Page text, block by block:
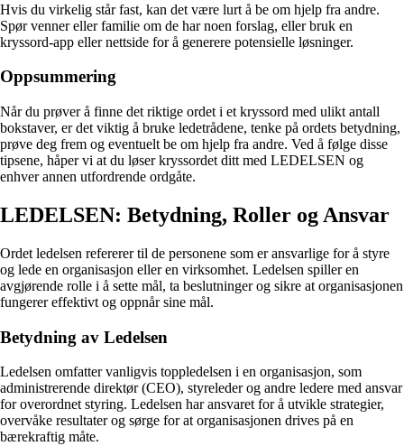
Hvis du virkelig står fast, kan det være lurt å be om hjelp fra andre.
Spør venner eller familie om de har noen forslag, eller bruk en
kryssord-app eller nettside for å generere potensielle løsninger.
Oppsummering
Når du prøver å finne det riktige ordet i et kryssord med ulikt antall
bokstaver, er det viktig å bruke ledetrådene, tenke på ordets betydning,
prøve deg frem og eventuelt be om hjelp fra andre. Ved å følge disse
tipsene, håper vi at du løser kryssordet ditt med LEDELSEN og
enhver annen utfordrende ordgåte.
LEDELSEN: Betydning, Roller og Ansvar
Ordet ledelsen refererer til de personene som er ansvarlige for å styre
og lede en organisasjon eller en virksomhet. Ledelsen spiller en
avgjørende rolle i å sette mål, ta beslutninger og sikre at organisasjonen
fungerer effektivt og oppnår sine mål.
Betydning av Ledelsen
Ledelsen omfatter vanligvis toppledelsen i en organisasjon, som
administrerende direktør (CEO), styreleder og andre ledere med ansvar
for overordnet styring. Ledelsen har ansvaret for å utvikle strategier,
overvåke resultater og sørge for at organisasjonen drives på en
bærekraftig måte.